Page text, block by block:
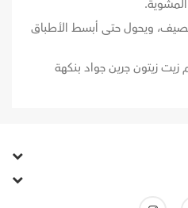
ويحول حتى أبسط الأطباق
زيتون جرين جواد بنكهة